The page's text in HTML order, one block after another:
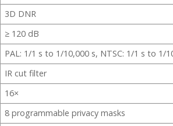
3D DNR
≥ 120 dB
PAL: 1/1 s to 1/10,000 s, NTSC: 1/1 s to 1/
IR cut filter
16×
8 programmable privacy masks